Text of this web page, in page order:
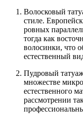
Волосковый
стиле.
ровных
тогда как
волосинки, что
естественный
Пудровый
множестве
естественного
рассмотрении